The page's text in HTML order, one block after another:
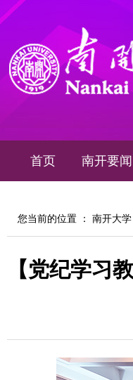
首页 南开要闻
您当前的位置 ： 南开大学
【党纪学习